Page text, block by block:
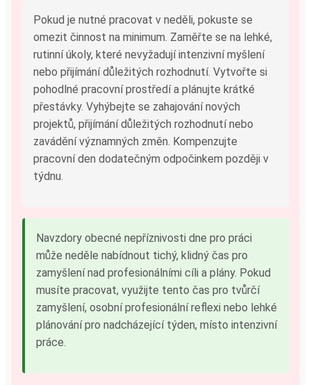
Pokud je nutné pracovat v neděli, pokuste se
omezit činnost na minimum. Zaměřte se na lehké,
rutinní úkoly, které nevyžadují intenzivní myšlení
nebo přijímání důležitých rozhodnutí. Vytvořte si
pohodlné pracovní prostředí a plánujte krátké
přestávky. Vyhýbejte se zahajování nových
projektů, přijímání důležitých rozhodnutí nebo
zavádění významných změn. Kompenzujte
pracovní den dodatečným odpočinkem později v
týdnu.
Navzdory obecné nepříznivosti dne pro práci
může neděle nabídnout tichý, klidný čas pro
zamyšlení nad profesionálními cíli a plány. Pokud
musíte pracovat, využijte tento čas pro tvůrčí
zamyšlení, osobní profesionální reflexi nebo lehké
plánování pro nadcházející týden, místo intenzivní
práce.